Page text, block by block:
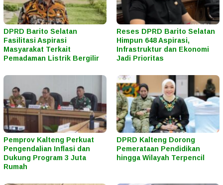
DPRD Barito Selatan
Fasilitasi Aspirasi
Masyarakat Terkait
Pemadaman Listrik Bergilir
Reses DPRD Barito Selatan
Himpun 648 Aspirasi,
Infrastruktur dan Ekonomi
Jadi Prioritas
Pemprov Kalteng Perkuat
Pengendalian Inflasi dan
Dukung Program 3 Juta
Rumah
DPRD Kalteng Dorong
Pemerataan Pendidikan
hingga Wilayah Terpencil